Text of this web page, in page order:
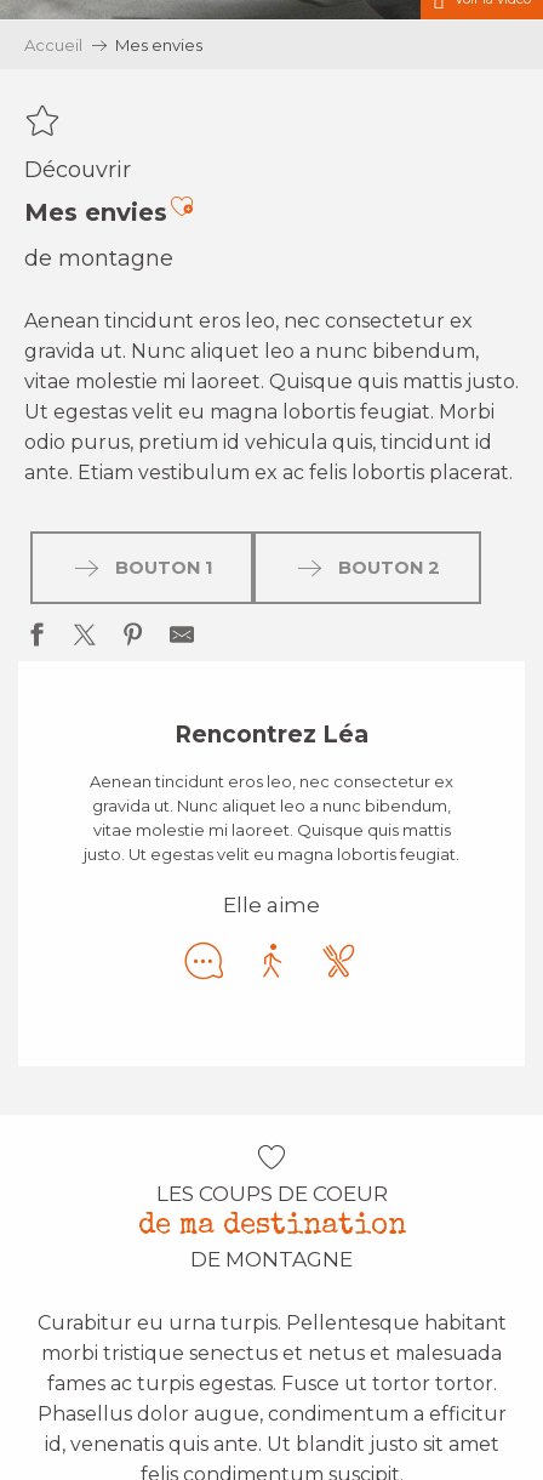
Accueil Mes envies
Découvrir
Mes enviesAjouter aux favoris
de montagne
Aenean tincidunt eros leo, nec consectetur ex
gravida ut. Nunc aliquet leo a nunc bibendum,
vitae molestie mi laoreet. Quisque quis mattis justo.
Ut egestas velit eu magna lobortis feugiat. Morbi
odio purus, pretium id vehicula quis, tincidunt id
ante. Etiam vestibulum ex ac felis lobortis placerat.
BOUTON 1 BOUTON 2
Rencontrez Léa
Aenean tincidunt eros leo, nec consectetur ex
gravida ut. Nunc aliquet leo a nunc bibendum,
vitae molestie mi laoreet. Quisque quis mattis
justo. Ut egestas velit eu magna lobortis feugiat.
Elle aime
LES COUPS DE COEUR
de ma destination
DE MONTAGNE
Curabitur eu urna turpis. Pellentesque habitant
morbi tristique senectus et netus et malesuada
fames ac turpis egestas. Fusce ut tortor tortor.
Phasellus dolor augue, condimentum a efficitur
id, venenatis quis ante. Ut blandit justo sit amet
felis condimentum suscipit.